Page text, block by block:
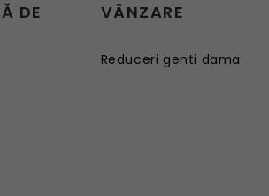
DE
VÂNZARE
Reduceri genti dama